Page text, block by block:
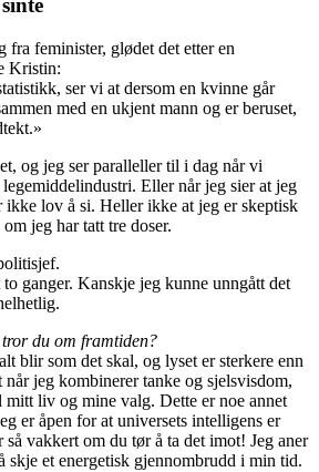
fra feminister, glødet det etter en
Kristin:
ser vi at dersom en kvinne går
med en ukjent mann og er beruset,
og jeg ser paralleller til i dag når vi
Eller når jeg sier at jeg
ikke lov å si. Heller ikke at jeg er skeptisk
jeg har tatt tre doser.
ganger. Kanskje jeg kunne unngått det
du om framtiden?
blir som det skal, og lyset er sterkere enn
når jeg kombinerer tanke og sjelsvisdom,
liv og mine valg. Dette er noe annet
er åpen for at universets intelligens er
vakkert om du tør å ta det imot! Jeg aner
skje et energetisk gjennombrudd i min tid.